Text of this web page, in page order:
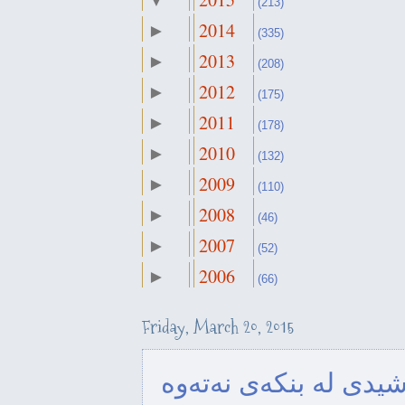
► December
► November
► October
► September
► August
► July (16)
► June (16)
► May (23)
► April (20)
▼ March
کەسایەتی پێشەوا قازی
لە...
► February (14)
January (19)
► 2014 (335)
► 2013 (208)
► 2012 (175)
► 2011 (178)
► 2010 (132)
► 2009 (110)
► 2008 (46)
► 2007 (52)
► 2006 (66)
Friday, March 20, 2015
لە بنکەی نەتەوە